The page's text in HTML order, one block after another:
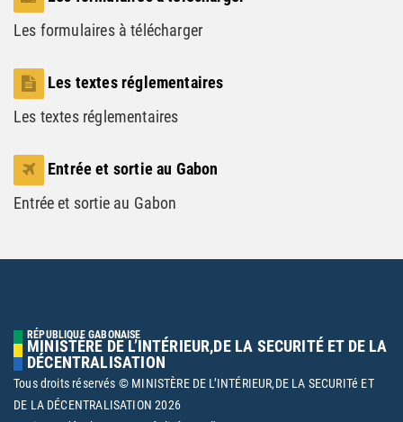
Les formulaires à télécharger
Les textes réglementaires
Les textes réglementaires
Entrée et sortie au Gabon
Entrée et sortie au Gabon
RÉPUBLIQUE GABONAISE
MINISTÈRE DE L’INTÉRIEUR,DE LA SECURITÉ ET DE LA
DÉCENTRALISATION
Tous droits réservés © MINISTÈRE DE L’INTÉRIEUR,DE LA SECURITé ET
DE LA DÉCENTRALISATION2026